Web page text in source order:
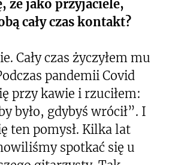
że jako przyjaciele,
cały czas kontakt?
Cały czas życzyłem mu
pandemii Covid
przy kawie i rzuciłem:
było, gdybyś wrócił”. I
ten pomysł. Kilka lat
spotkać się u